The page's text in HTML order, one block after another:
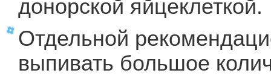
донорской яйцеклеткой.
Отдельной
выпивать большое